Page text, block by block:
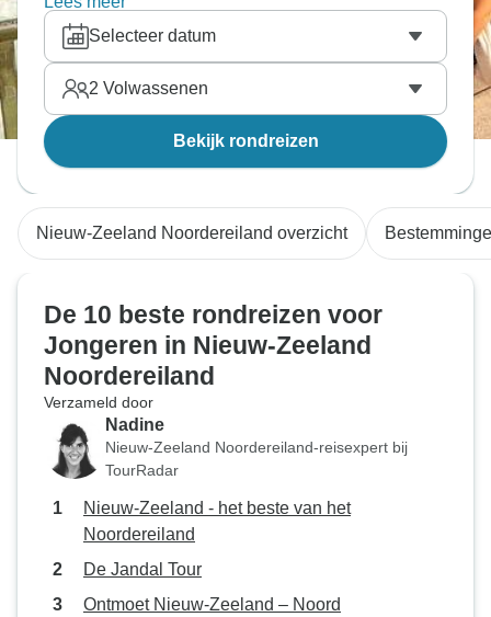
Selecteer datum
2 Volwassenen
Bekijk rondreizen
Nieuw-Zeeland Noordereiland overzicht
De 10 beste rondreizen voor
Jongeren in Nieuw-Zeeland
Noordereiland
Verzameld door
Nadine
Nieuw-Zeeland Noordereiland-reisexpert bij
TourRadar
Nieuw-Zeeland - het beste van het
Noordereiland
De Jandal Tour
Ontmoet Nieuw-Zeeland – Noord